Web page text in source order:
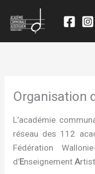
Organisation
L’académie
réseau des 112
Fédération
d’EnseignementA